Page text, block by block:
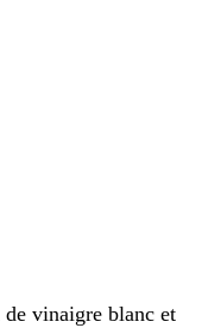
vinaigre blanc et